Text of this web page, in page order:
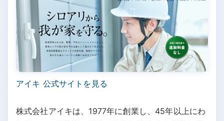
アイキ 公式サイトを見る
株式会社アイキは、1977年に創業し、45年以上にわ